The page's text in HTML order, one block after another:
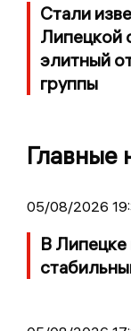
Стали
Липецкой
элитный
группы
Главные
05/08/2026
В Липецке